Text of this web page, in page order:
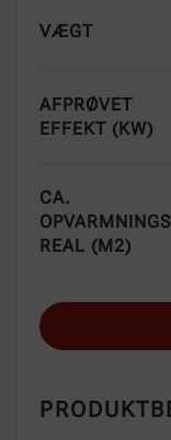
VÆGT
AFPRØVET
EFFEKT (KW)
CA.
REAL (M2)